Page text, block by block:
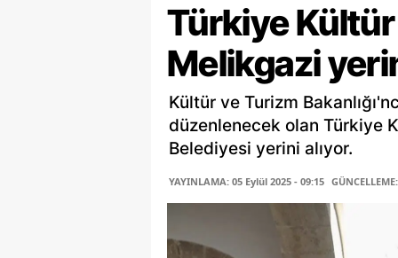
Türkiye
Melikgazi
Kültür ve Turizm
düzenlenecek olan Türkiye
Belediyesi yerini alıyor.
YAYINLAMA: 05 Eylül 2025 - 09:15